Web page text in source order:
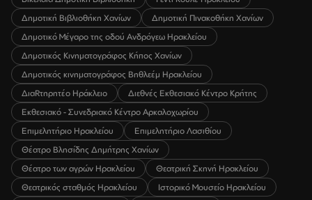
Δημοτική Βιβλιοθήκη Χανίων
Δημοτική Πινακοθήκη Χανίων
Δημοτικό Μέγαρο της οδού Ανδρόγεω Ηρακλείου
Δημοτικός Κινηματογράφος Κήπος Χανίων
Δημοτικός κινηματογράφος Βηθλεέμ Ηρακλείου
ΔιαRτηρητέο Ηράκλειο
Διεθνές Εκθεσιακό Κέντρο Κρήτης
Εκθεσιακό - Συνεδριακό Κέντρο Αρκαλοχωρίου
Επιμελητήριο Ηρακλείου
Επιμελητήριο Λασιθίου
Θέατρο Βλησίδης Δημήτρης Χανίων
Θέατρο των αγρών Ηρακλείου
Θεατρική Σκηνή Ηρακλείου
Θεατρικός σταθμός Ηρακλείου
Ιστορικό Μουσείο Ηρακλείου